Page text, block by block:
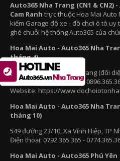
Auto365 Nha Trang (CN1 & CN2)
Cam Ranh trực thuộc Hoa Mai Auto
kiếm Garage độ xe - đồ chơi ô tô uy
ghé chuỗi hệ thống Auto365 của
Hoa Mai Auto - Auto365 Nha
tháng 4)
847 đường 2/4, TP Nha Trang (đối
Điện thoại: 0584.365.365 -
Website: https://
Hoa Mai Auto - Auto365 Nha
tháng 10)
549 đường 23/10, Xã Vĩnh Hiệp, TP
Điện thoại: 0792.365.365 -
Hoa Mai Auto - Auto365 Phú Yên